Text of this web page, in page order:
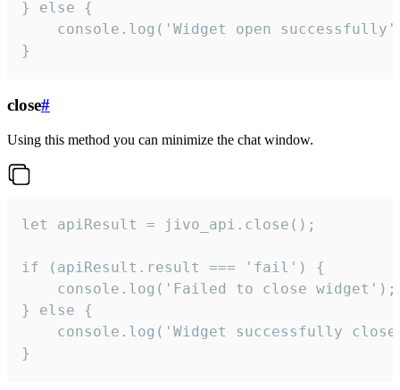
} else {
console.log('Widget open
}
close#
Using this method you can minimize the chat window.
let apiResult = jivo_api.close();
if (apiResult.result === 'fail') {
    console.log('Failed to close widget');
} else {
console.log('Widget successfully
}